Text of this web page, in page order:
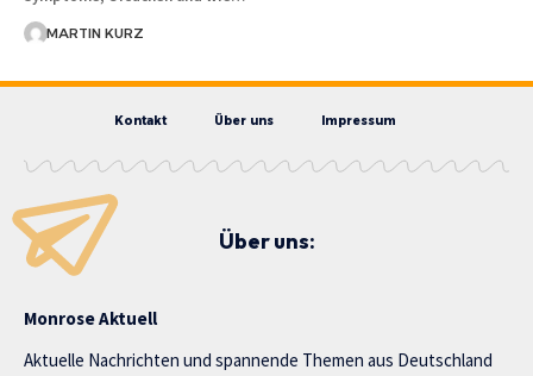
MARTIN KURZ
Kontakt Über uns Impressum
Über uns:
Monrose Aktuell
Aktuelle Nachrichten und spannende Themen aus Deutschland